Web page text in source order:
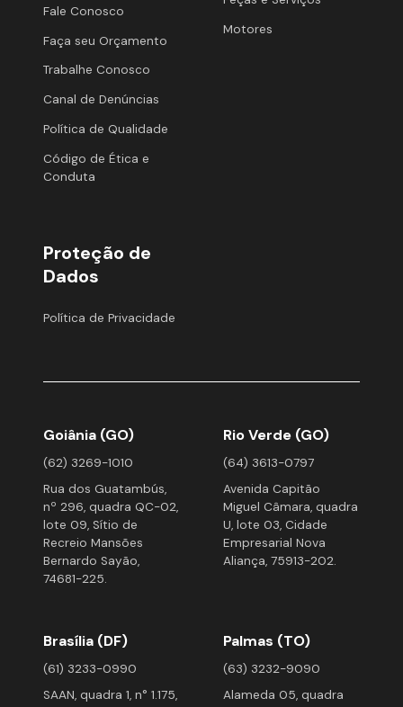
Fale Conosco
Faça seu Orçamento
Trabalhe Conosco
Canal de Denúncias
Política de Qualidade
Código de Ética e
Conduta
Motores
Proteção de
Dados
Política de Privacidade
Goiânia (GO)
(62) 3269-1010
Rua dos Guatambús,
nº 296, quadra QC-02,
lote 09, Sítio de
Recreio Mansões
Bernardo Sayão,
74681-225.
Rio Verde (GO)
(64) 3613-0797
Avenida Capitão
Miguel Câmara, quadra
U, lote 03, Cidade
Empresarial Nova
Aliança, 75913-202.
Brasília (DF)
(61) 3233-0990
SAAN, quadra 1, n° 1.175,
Palmas (TO)
(63) 3232-9090
Alameda 05, quadra